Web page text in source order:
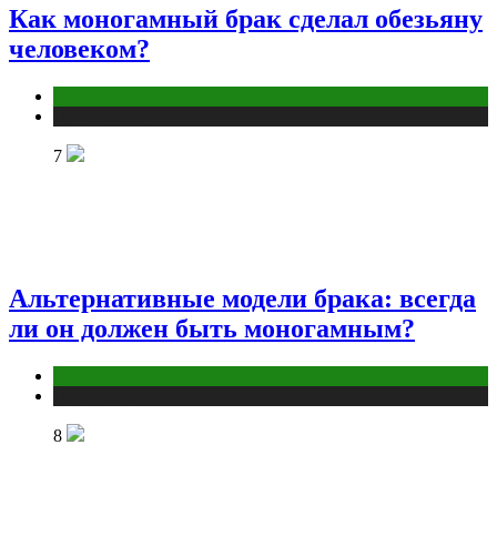
Как моногамный брак сделал обезьяну
человеком?
7
Альтернативные модели брака: всегда
ли он должен быть моногамным?
8